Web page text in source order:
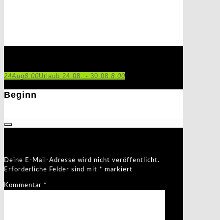
24Aug8:00Urlaub 24.08. - 30.08.8:00
Beginn
Deine E-Mail-Adresse wird nicht veröffentlicht.
Erforderliche Felder sind mit * markiert
Kommentar *